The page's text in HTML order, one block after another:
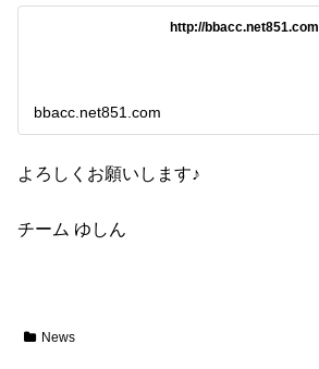
http://bbacc.net851.com
bbacc.net851.com
よろしくお願いします♪
チーム ゆしん
News